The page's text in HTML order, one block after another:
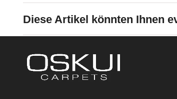
Diese Artikel könnten Ihnen